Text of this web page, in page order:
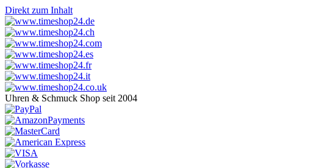
Direkt zum Inhalt
Uhren & Schmuck Shop seit 2004